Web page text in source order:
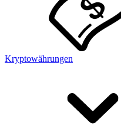
Kryptowährungen